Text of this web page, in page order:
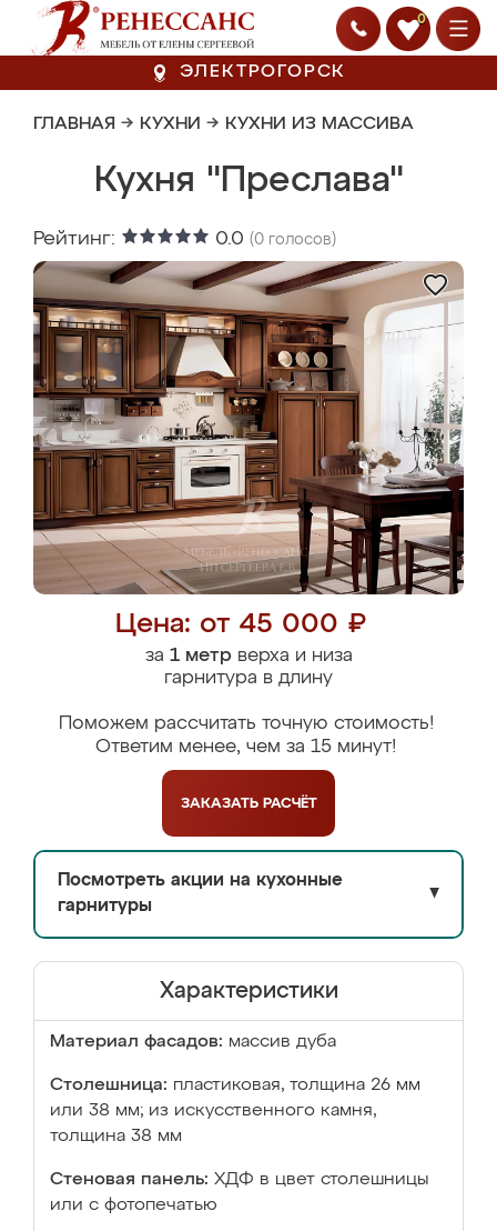
0
ЭЛЕКТРОГОРСК
ГЛАВНАЯ → КУХНИ → КУХНИ ИЗ МАССИВА
Кухня "Преслава"
Рейтинг: 0.0 (0 голосов)
Цена: от 45 000 ₽
за 1 метрверха и низа
гарнитура в длину
Поможем рассчитать точную стоимость!
Ответим менее, чем за 15 минут!
ЗАКАЗАТЬ РАСЧЁТ
Посмотреть акции на кухонные
гарнитуры
▼
Характеристики
Материал фасадов: массив дуба
Столешница: пластиковая, толщина 26 мм
или 38 мм; из искусственного камня,
толщина 38 мм
Стеновая панель: ХДФ в цвет столешницы
или с фотопечатью